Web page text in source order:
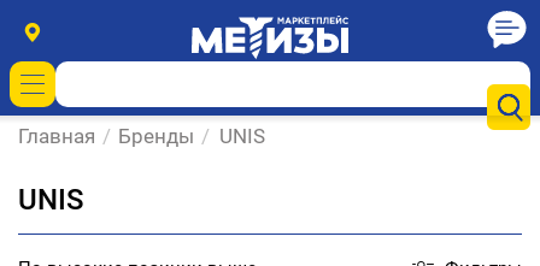
Главная / Бренды / UNIS
UNIS